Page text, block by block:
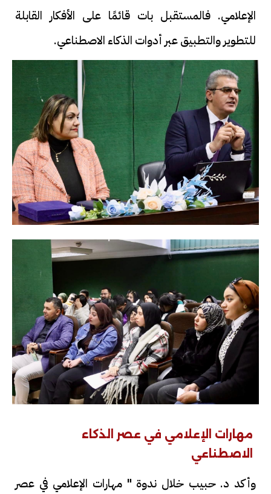
الإعلامي. فالمستقبل بات قائمًا على الأفكار القابلة
للتطوير والتطبيق عبر أدوات الذكاء الاصطناعي.
مهارات الإعلامي في عصر الذكاء
الاصطناعي
وأكد د. حبيب خلال ندوة " مهارات الإعلامي في عصر